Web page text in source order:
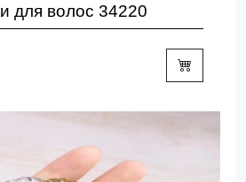
для волос 34220